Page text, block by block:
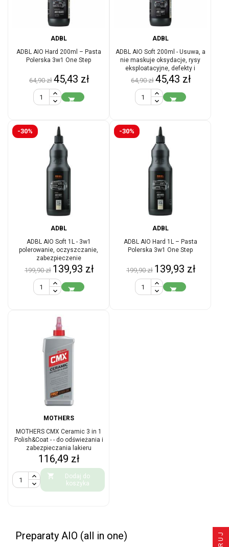
ADBL
ADBL AIO Hard 200ml – Pasta
Polerska 3w1 One Step
Cena
podstawowa
64,90 zł Cena
45,43 zł

ADBL
ADBL AIO Soft 200ml - Usuwa, a
nie maskuje oksydacje, rysy
eksploatacyjne, defekty i
hologramy
Cena
podstawowa
64,90 zł Cena
45,43 zł

-30%
ADBL
ADBL AIO Soft 1L - 3w1
polerowanie, oczyszczanie,
zabezpieczenie
Cena
podstawowa
199,90 zł Cena
139,93 zł

-30%
ADBL
ADBL AIO Hard 1L – Pasta
Polerska 3w1 One Step
Cena
podstawowa
199,90 zł Cena
139,93 zł

MOTHERS
MOTHERS CMX Ceramic 3 in 1
Polish&Coat - - do odświeżania i
zabezpieczania lakieru
Cena
116,49 zł

Dodaj do
koszyka
Preparaty AIO (all in one)